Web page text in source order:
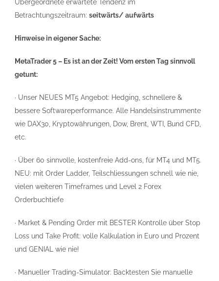
Übergeordnete erwartete Tendenz im
Betrachtungszeitraum: seitwärts/ aufwärts
Hinweise in eigener Sache:
MetaTrader 5 – Es ist an der Zeit! Vom ersten Tag sinnvoll
getunt:
· Unser NEUES MT5 Angebot: Hedging, schnellere &
bessere Softwareperformance. Alle Handelsinstrummente
wie DAX30, Kryptowährungen, Dow, Brent, WTI, Bund CFD,
etc.
· Über 60 sinnvolle, kostenfreie Add-ons, für MT4 und MT5.
NEU: mit Order Ladder, Teilschliessungen schnell wie nie,
vielen weiteren Timeframes und Level 2 Forex
Orderbuchtiefe
· Market & Pending Order mit BESTER Kontrolle über Stop
Loss und Take Profit: volle Kalkulation in Euro und Prozent
und GENIAL wie nie!
· Manueller Trading-Simulator: Backtesten Sie manuelle